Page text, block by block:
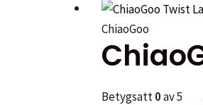
ChiaoGoo
Betygsatt0av 5